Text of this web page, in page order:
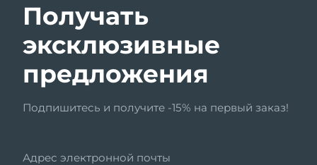
Получать
эксклюзивные
предложения
Подпишитесь и получите -15% на первый заказ!
Адрес электронной почты